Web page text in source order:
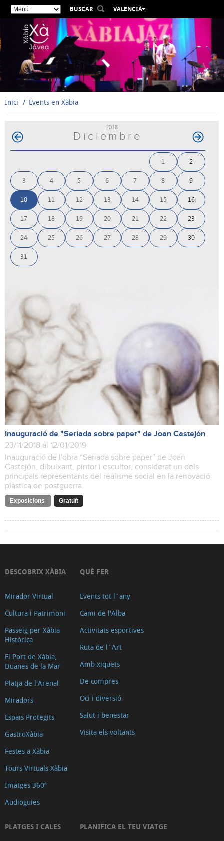
BUSCAR
VALENCIÀ
ESPAÑOL
ENGLISH
DEUTSCH
РУССКИЙ
Inici Events en Xàbia
2018
Diciembre
1 2
3 4 5 6 7 8 9
10 11 12 13 14 15 16
17 18 19 20 21 22 23
24 25 26 27 28 29 30
31
Inauguració de "Seriada sobre paper" de Joan Castejón
23/11/2018 al 12/01/2019
Inauguració de l'obra “Seriada sobre paper” de Joan
Castejón, dibuixant, pintor i escultor, considerat un dels
principals representants del realisme social en la renovació
plàstica de postguerra.
Exposicions Gratuït
DESCOBRIX XÀBIA
Mirador Virtual
Cultura i Patrimoni
Passeig per Xàbia
Històrica
El Port de Xàbia,
Duanes de la Mar
Platja de l'Arenal
Miradors
Espais Protegits
GastroXàbia
Festes a Xàbia
Tours Virtuals Xàbia
Imatges 360º
Audioguies
QUÈ FER
Events tot l´any
Cami de l'Alba
Activitats esportives
Ruta de l´Art
Amb xiquets
De compres
Oci i diversió
Salut i benestar
Visita els voltants
PLATGES I CALES PLANIFICA EL TEU VIATGE